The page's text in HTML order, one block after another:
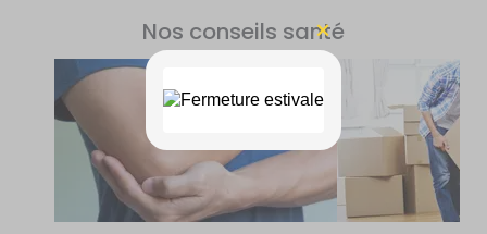
Nos conseils santé